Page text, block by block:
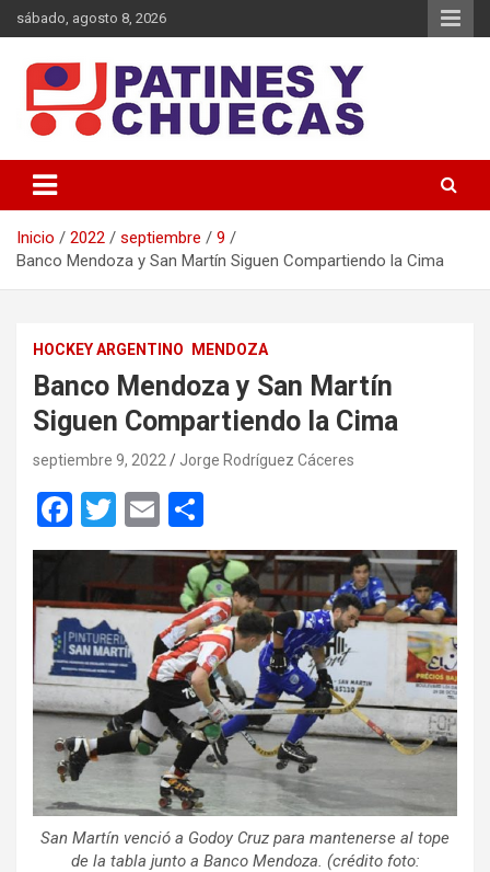
Saltar
al
sábado, agosto 8, 2026
Patines y Chuecas
Inicio 2022 septiembre
9
Banco Mendoza y San Martín Siguen Compartiendo la Cima
HOCKEY ARGENTINO MENDOZA
Banco Mendoza y San Martín
Siguen Compartiendo la Cima
septiembre 9, 2022 Jorge Rodríguez Cáceres
F
a
ce
b
o
o
k
T
wi
tt
er
E
m
ail
o
m
p
ar
tir
San Martín venció a Godoy Cruz para mantenerse al tope
de la tabla junto a Banco Mendoza. (crédito foto: